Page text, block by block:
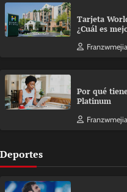
Tarjeta
¿Cuál es
Por qué
Platinum
Deportes